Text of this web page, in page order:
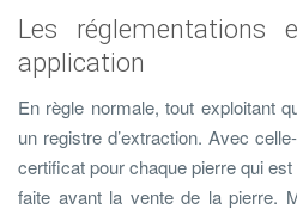
Les réglementations
application
En règle normale, tout exploitant
un registre d’extraction. Avec
certificat pour chaque pierre qui
faite avant la vente de la pierre.